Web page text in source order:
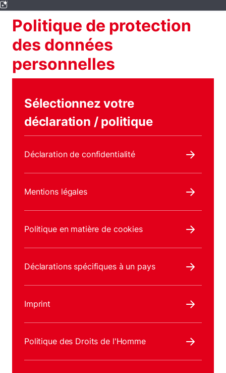
Politique de protection
des données
personnelles
Sélectionnez votre
déclaration / politique
Déclaration de confidentialité
Mentions légales
Politique en matière de cookies
Déclarations spécifiques à un pays
Imprint
Politique des Droits de l'Homme